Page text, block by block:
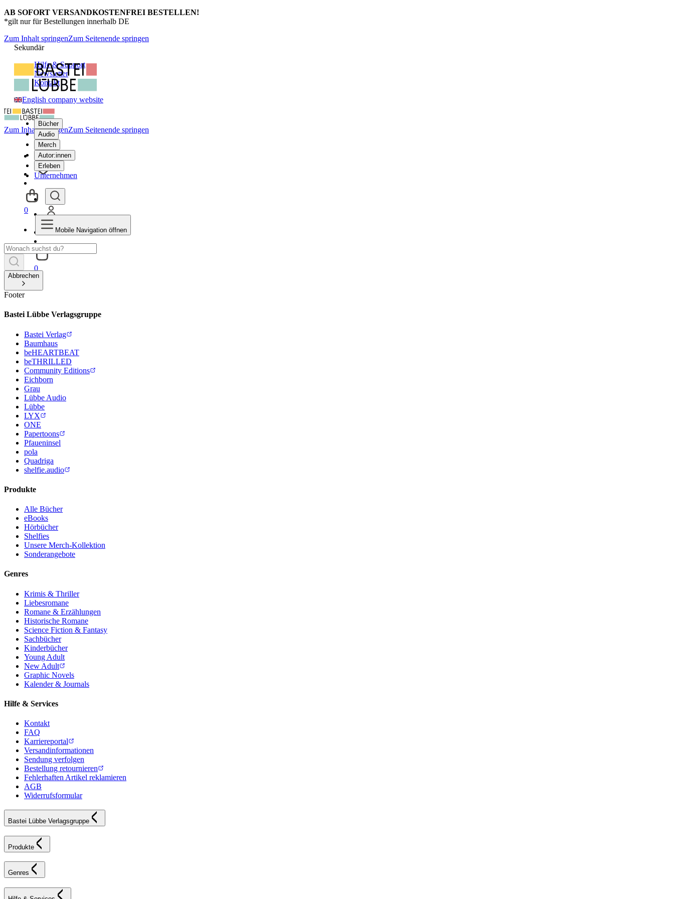
AB SOFORT VERSANDKOSTENFREI BESTELLEN!
*gilt nur für Bestellungen innerhalb DE
Zum Inhalt springenZum Seitenende springen
Sekundär
Hilfe & Support
Newsletter
Kontakt
English company website
Bücher
Audio
Merch
Autor:innen
Erleben
Unternehmen
0
Zum Inhalt springenZum Seitenende springen
0
Mobile Navigation öffnen
Abbrechen
Footer
Bastei Lübbe Verlagsgruppe
Bastei Verlag
Baumhaus
beHEARTBEAT
beTHRILLED
Community Editions
Eichborn
Grau
Lübbe Audio
Lübbe
LYX
ONE
Papertoons
Pfaueninsel
pola
Quadriga
shelfie.audio
Produkte
Alle Bücher
eBooks
Hörbücher
Shelfies
Unsere Merch-Kollektion
Sonderangebote
Genres
Krimis & Thriller
Liebesromane
Romane & Erzählungen
Historische Romane
Science Fiction & Fantasy
Sachbücher
Kinderbücher
Young Adult
New Adult
Graphic Novels
Kalender & Journals
Hilfe & Services
Kontakt
FAQ
Karriereportal
Versandinformationen
Sendung verfolgen
Bestellung retournieren
Fehlerhaften Artikel reklamieren
AGB
Widerrufsformular
Bastei Lübbe Verlagsgruppe
Produkte
Genres